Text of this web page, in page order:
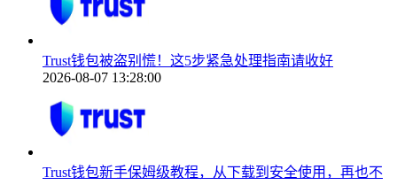
Trust钱包被盗别慌！这5步紧急处理指南请收好
2026-08-07 13:28:00
Trust钱包新手保姆级教程，从下载到安全使用，再也不